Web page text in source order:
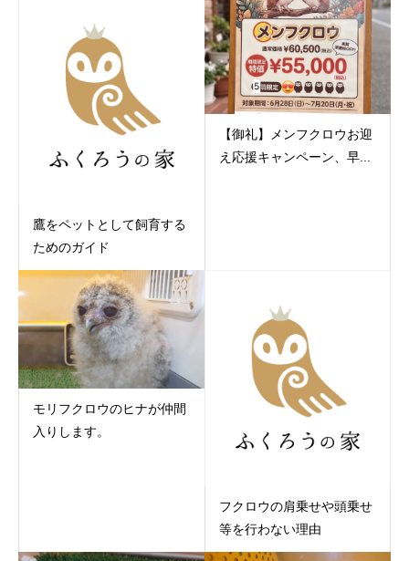
鷹をペットとして飼育する
ためのガイド
【御礼】メンフクロウお迎
え応援キャンペーン、早...
モリフクロウのヒナが仲間
入りします。
フクロウの肩乗せや頭乗せ
等を行わない理由